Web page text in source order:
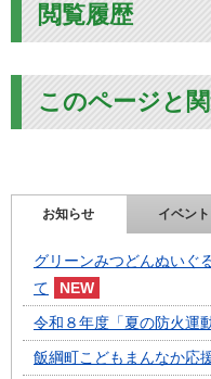
閲覧履歴
このページと
お知らせ イベント
グリーンみつどんぬいぐ
て
令和８年度「夏の防火運
飯綱町こどもまんなか応